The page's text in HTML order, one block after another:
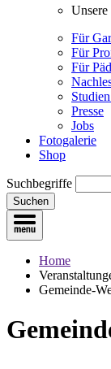
Für
Für
Für
Presse
Jobs
Fotogalerie
Shop
Suchbegriffe
Suchen
Home
Gemeinde-